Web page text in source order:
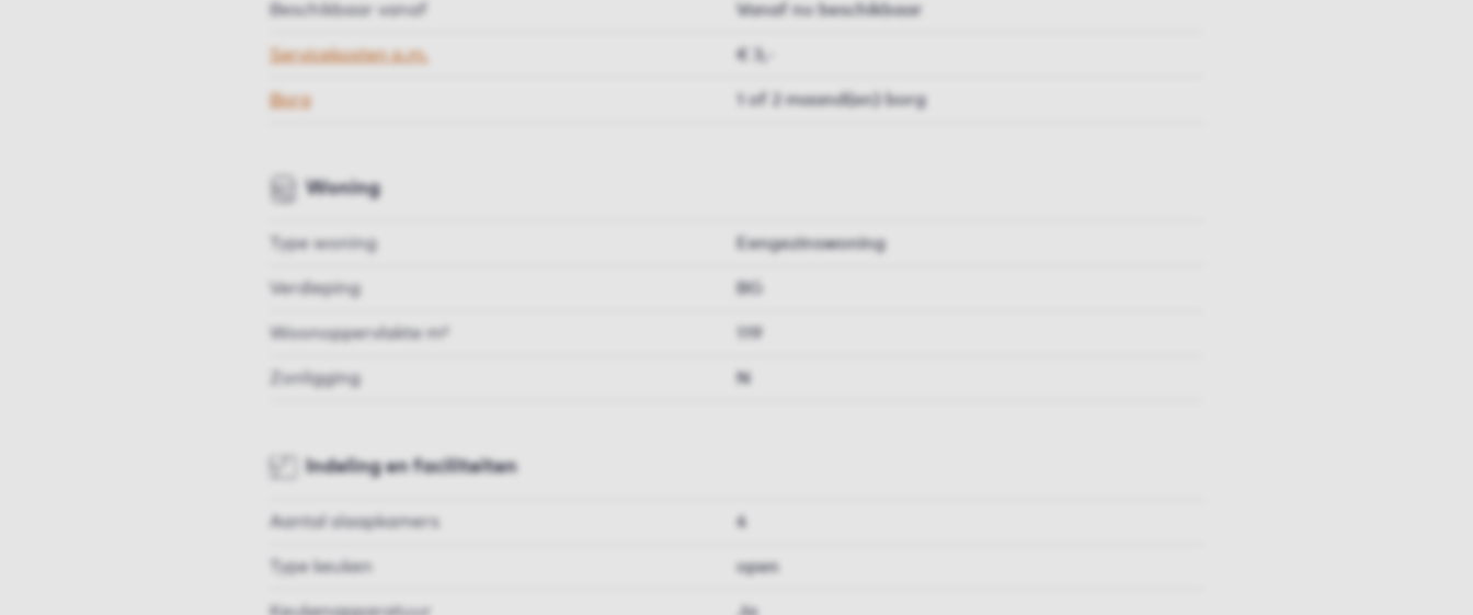
Beschikbaar vanaf Vanaf nu beschikbaar
Servicekosten p.m. € 3,-
Borg 1 of 2 maand(en) borg
Woning
Type woning Eengezinswoning
Verdieping BG
Woonoppervlakte m²
Zonligging N
Indeling en faciliteiten
Aantal slaapkamers 4
Type keuken open